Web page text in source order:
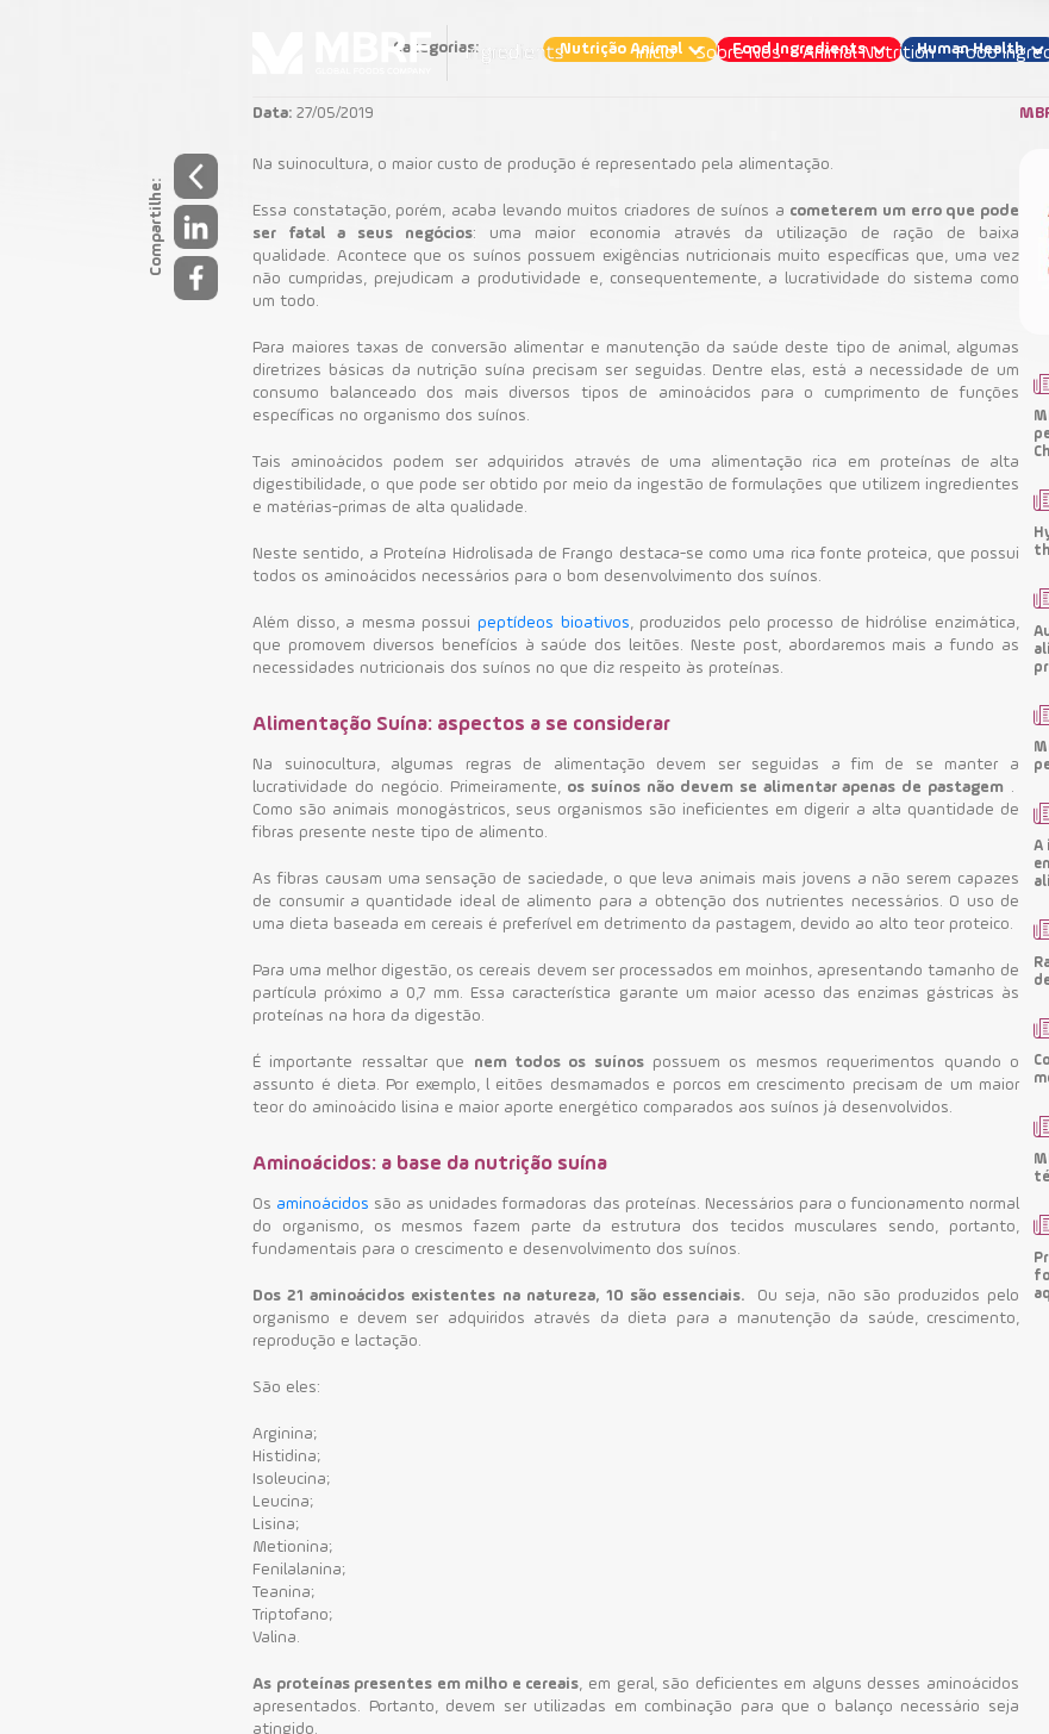
Início Sobre Nós Animal Nutrition Food
Como melhorar a Nutrição Suína?
Bioactio Suinocultura Ingredientes Funcionais
Categorias: Nutrição Animal Food Ingredients Human Health
Data: 27/05/2019
Na suinocultura, o maior custo de produção é representado pela alimentação.
Essa constatação, porém, acaba levando muitos criadores de suínos a cometerem um erro que pode
ser fatal a seus negócios: uma maior economia através da utilização de ração de baixa
qualidade. Acontece que os suínos possuem exigências nutricionais muito específicas que, uma vez
não cumpridas, prejudicam a produtividade e, consequentemente, a lucratividade do sistema como
um todo.
Para maiores taxas de conversão alimentar e manutenção da saúde deste tipo de animal, algumas
diretrizes básicas da nutrição suína precisam ser seguidas. Dentre elas, está a necessidade de um
consumo balanceado dos mais diversos tipos de aminoácidos para o cumprimento de funções
específicas no organismo dos suínos.
Tais aminoácidos podem ser adquiridos através de uma alimentação rica em proteínas de alta
digestibilidade, o que pode ser obtido por meio da ingestão de formulações que utilizem ingredientes
e matérias-primas de alta qualidade.
Neste sentido, a Proteína Hidrolisada de Frango destaca-se como uma rica fonte proteica, que possui
todos os aminoácidos necessários para o bom desenvolvimento dos suínos.
Além disso, a mesma possui peptídeos bioativos, produzidos pelo processo de hidrólise enzimática,
que promovem diversos benefícios à saúde dos leitões. Neste post, abordaremos mais a fundo as
necessidades nutricionais dos suínos no que diz respeito às proteínas.
Alimentação Suína: aspectos a se considerar
Na suinocultura, algumas regras de alimentação devem ser seguidas a fim de se manter a
lucratividade do negócio. Primeiramente, os suínos não devem se alimentar apenas de pastagem .
Como são animais monogástricos, seus organismos são ineficientes em digerir a alta quantidade de
fibras presente neste tipo de alimento.
As fibras causam uma sensação de saciedade, o que leva animais mais jovens a não serem capazes
de consumir a quantidade ideal de alimento para a obtenção dos nutrientes necessários. O uso de
uma dieta baseada em cereais é preferível em detrimento da pastagem, devido ao alto teor proteico.
Para uma melhor digestão, os cereais devem ser processados em moinhos, apresentando tamanho de
partícula próximo a 0,7 mm. Essa característica garante um maior acesso das enzimas gástricas às
proteínas na hora da digestão.
É importante ressaltar que nem todos os suínospossuem os mesmos requerimentos quando o
assunto é dieta. Por exemplo, l eitões desmamados e porcos em crescimento precisam de um maior
teor do aminoácido lisina e maior aporte energético comparados aos suínos já desenvolvidos.
Aminoácidos: a base da nutrição suína
Os aminoácidos são as unidades formadoras das proteínas. Necessários para o funcionamento normal
do organismo, os mesmos fazem parte da estrutura dos tecidos musculares sendo, portanto,
fundamentais para o crescimento e desenvolvimento dos suínos.
Dos 21 aminoácidos existentes na natureza, 10 são essenciais.
Ou seja, não são produzidos pelo
organismo e devem ser adquiridos através da dieta para a manutenção da saúde, crescimento,
reprodução e lactação.
São eles:
Arginina;
Histidina;
Isoleucina;
Leucina;
Lisina;
Metionina;
Fenilalanina;
Teanina;
Triptofano;
Valina.
As proteínas presentes em milho e cereais, em geral, são deficientes em alguns desses aminoácidos
apresentados. Portanto, devem ser utilizadas em combinação para que o balanço necessário seja
atingido.
Compartilhe:
A